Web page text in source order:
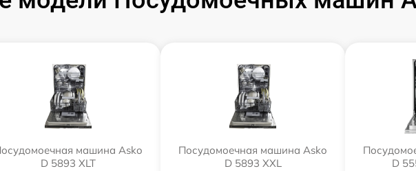
машина Asko
D 5893 XLT
Посудомоечная машина Asko
D 5893 XXL
D